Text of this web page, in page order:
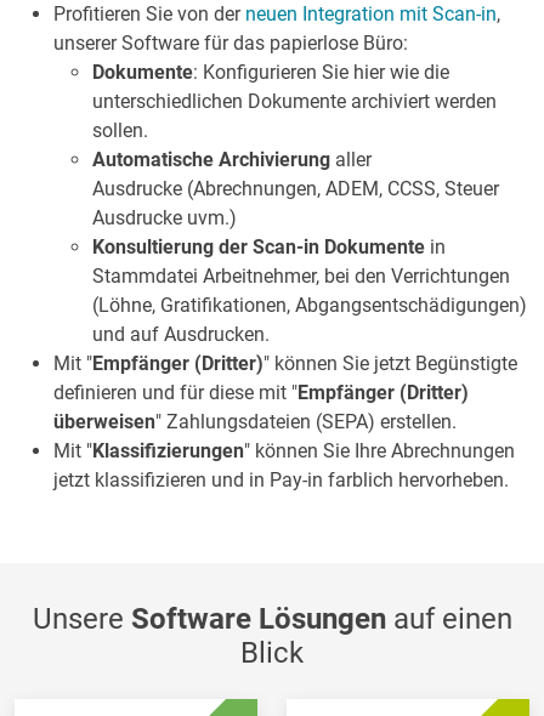
Profitieren Sie von der neuen Integration mit Scan-in,
unserer Software für das papierlose Büro:
Dokumente: Konfigurieren Sie hier wie die
unterschiedlichen Dokumente archiviert werden
sollen.
Automatische Archivierung aller
Ausdrucke (Abrechnungen, ADEM, CCSS, Steuer
Ausdrucke uvm.)
Konsultierung der Scan-in Dokumente in
Stammdatei Arbeitnehmer, bei den Verrichtungen
(Löhne, Gratifikationen, Abgangsentschädigungen)
und auf Ausdrucken.
Mit "Empfänger (Dritter)" können Sie jetzt Begünstigte
definieren und für diese mit "Empfänger (Dritter)
überweisen" Zahlungsdateien (SEPA) erstellen.
Mit "Klassifizierungen" können Sie Ihre Abrechnungen
jetzt klassifizieren und in Pay-in farblich hervorheben.
Unsere Software Lösungenauf einen
Blick